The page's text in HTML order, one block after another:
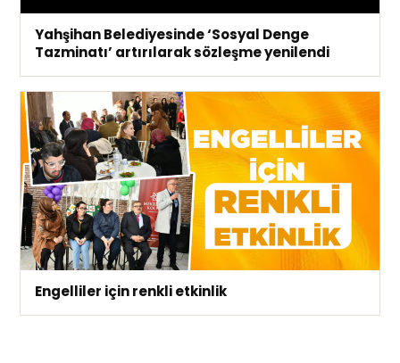
Yahşihan Belediyesinde ‘Sosyal Denge
Tazminatı’ artırılarak sözleşme yenilendi
Engelliler için renkli etkinlik